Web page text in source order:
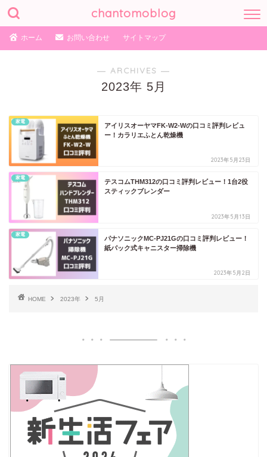
chantomoblog
ホーム お問い合わせ サイトマップ
― ARCHIVES ―
2023年 5月
家電
アイリスオーヤマFK-W2-Wの口コミ評判レビュ
ー！カラリエふとん乾燥機
2023年5月23日
家電
テスコムTHM312の口コミ評判レビュー！1台2役
スティックブレンダー
2023年5月13日
家電
パナソニックMC-PJ21Gの口コミ評判レビュー！
紙パック式キャニスター掃除機
2023年5月2日
HOME 2023年 5月